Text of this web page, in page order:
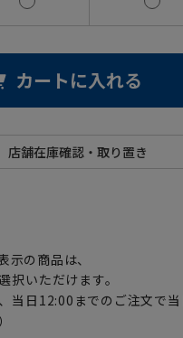
カートに入れる
示の商品は、
択いただけます。
当日12:00までのご注文で